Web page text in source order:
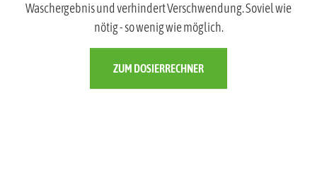
Waschergebnis und verhindert Verschwendung. Soviel wie
nötig - so wenig wie möglich.
ZUM DOSIERRECHNER